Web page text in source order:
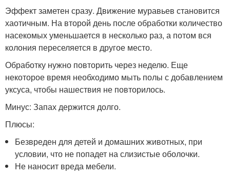
Эффект заметен сразу. Движение муравьев становится
хаотичным. На второй день после обработки количество
насекомых уменьшается в несколько раз, а потом вся
колония переселяется в другое место.
Обработку нужно повторить через неделю. Еще
некоторое время необходимо мыть полы с добавлением
уксуса, чтобы нашествия не повторилось.
Минус: Запах держится долго.
Плюсы:
Безвреден для детей и домашних животных, при
условии, что не попадет на слизистые оболочки.
Не наносит вреда мебели.